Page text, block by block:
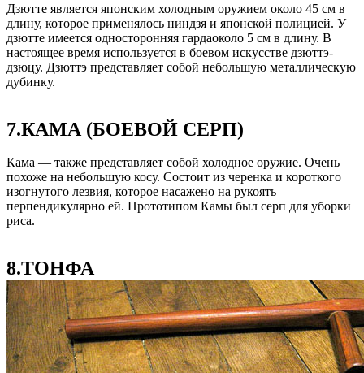
Дзютте является японским холодным оружием около 45 см в
длину, которое применялось ниндзя и японской полицией. У
дзютте имеется односторонняя гардаоколо 5 см в длину. В
настоящее время используется в боевом искусстве дзюттэ-
дзюцу. Дзюттэ представляет собой небольшую металлическую
дубинку.
7.КАМА (БОЕВОЙ СЕРП)
Кама — также представляет собой холодное оружие. Очень
похоже на небольшую косу. Состоит из черенка и короткого
изогнутого лезвия, которое насажено на рукоять
перпендикулярно ей. Прототипом Камы был серп для уборки
риса.
8.ТОНФА